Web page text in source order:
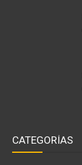
CATEGORÍAS